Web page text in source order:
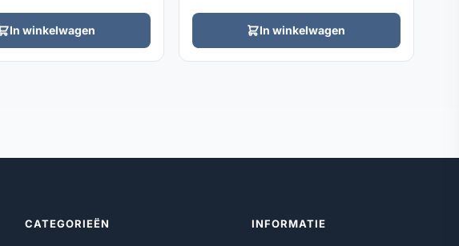
In winkelwagen In winkelwagen
CATEGORIEËN INFORMATIE